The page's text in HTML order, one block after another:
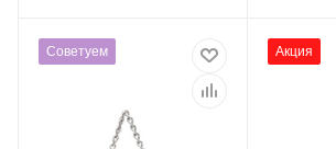
Советуем Акция